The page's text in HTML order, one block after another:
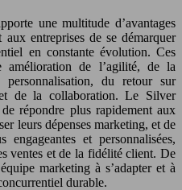
une multitude d’avantages
entreprises de se démarquer
en constante évolution. Ces
amélioration de l’agilité, de la
du retour sur
de la collaboration. Le Silver
répondre plus rapidement aux
leurs dépenses marketing, et de
et personnalisées,
ventes et de la fidélité client. De
marketing à s’adapter et à
durable.